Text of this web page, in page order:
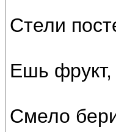
Стели
Ешь фрукт,
Смело